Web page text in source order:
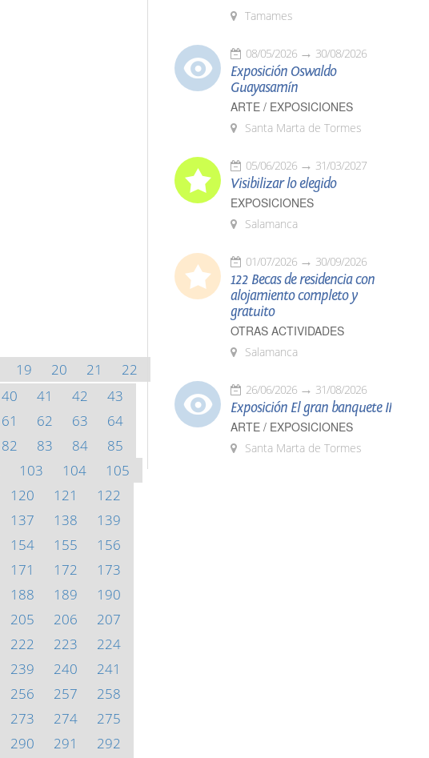
19 20 21
22
40 41 42
43
61 62 63
64
82 83 84
85
103 104
105
120 121
122
137 138
139
154 155
156
171 172
173
188 189
190
205 206
207
222 223
224
239 240
241
256 257
258
273 274
275
290 291 292
Tamames
08/05/2026 30/08/2026
Exposición Oswaldo
Guayasamín
ARTE / EXPOSICIONES
Santa Marta de Tormes
05/06/2026 31/03/2027
Visibilizar lo elegido
EXPOSICIONES
Salamanca
01/07/2026 30/09/2026
122 Becas de residencia con
alojamiento completo y
gratuito
OTRAS ACTIVIDADES
Salamanca
26/06/2026 31/08/2026
Exposición El gran banquete II
ARTE / EXPOSICIONES
Santa Marta de Tormes